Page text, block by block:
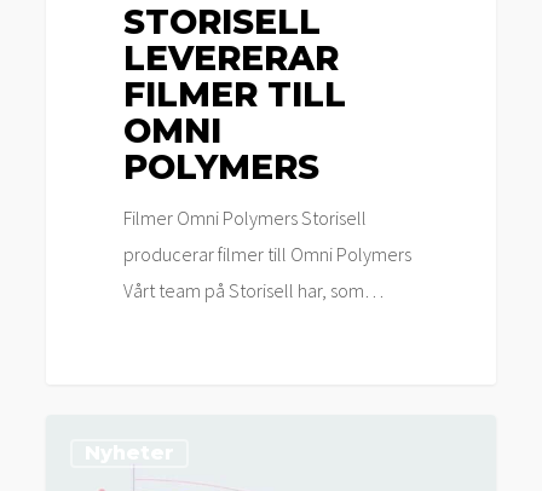
STORISELL
LEVERERAR
FILMER TILL
OMNI
POLYMERS
Filmer Omni Polymers Storisell
producerar filmer till Omni Polymers
Vårt team på Storisell har, som…